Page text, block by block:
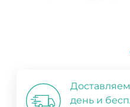
день и